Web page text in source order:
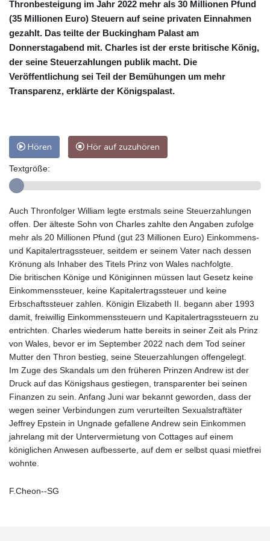
Thronbesteigung im Jahr 2022 mehr als 30 Millionen Pfund
(35 Millionen Euro) Steuern auf seine privaten Einnahmen
gezahlt. Das teilte der Buckingham Palast am
Donnerstagabend mit. Charles ist der erste britische König,
der seine Steuerzahlungen publik macht. Die
Veröffentlichung sei Teil der Bemühungen um mehr
Transparenz, erklärte der Königspalast.
Hören Hör auf zuzuhören
Textgröße:
Auch Thronfolger William legte erstmals seine Steuerzahlungen
offen. Der älteste Sohn von Charles zahlte den Angaben zufolge
mehr als 20 Millionen Pfund (gut 23 Millionen Euro) Einkommens-
und Kapitalertragssteuer, seitdem er seinem Vater nach dessen
Krönung als Inhaber des Titels Prinz von Wales nachfolgte.
Die britischen Könige und Königinnen müssen laut Gesetz keine
Einkommenssteuer, keine Kapitalertragssteuer und keine
Erbschaftssteuer zahlen. Königin Elizabeth II. begann aber 1993
damit, freiwillig Einkommenssteuern und Kapitalertragssteuern zu
entrichten. Charles wiederum hatte bereits in seiner Zeit als Prinz
von Wales, bevor er im September 2022 nach dem Tod seiner
Mutter den Thron bestieg, seine Steuerzahlungen offengelegt.
Im Zuge des Skandals um den früheren Prinzen Andrew ist der
Druck auf das Königshaus gestiegen, transparenter bei seinen
Finanzen zu sein. Anfang Juni war bekannt geworden, dass der
wegen seiner Verbindungen zum verurteilten Sexualstraftäter
Jeffrey Epstein in Ungnade gefallene Andrew sein Einkommen
jahrelang mit der Untervermietung von Cottages auf einem
königlichen Anwesen aufbesserte, auf dem er selbst quasi mietfrei
wohnte.
F.Cheon--SG